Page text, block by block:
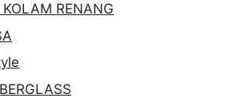
RENANG